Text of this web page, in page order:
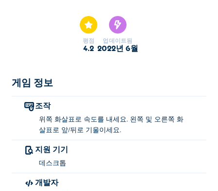
평점
4.2
업데이트됨
2022년 6월
게임 정보
조작
위쪽 화살표로 속도를 내세요. 왼쪽 및 오른쪽 화
살표로 앞/뒤로 기울이세요.
지원 기기
데스크톱
개발자